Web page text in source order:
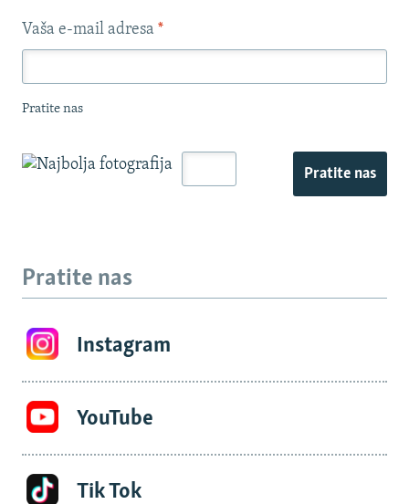
Vaša e-mail adresa *
Pratite nas
Pratite nas
Pratite nas
Instagram
YouTube
Tik Tok